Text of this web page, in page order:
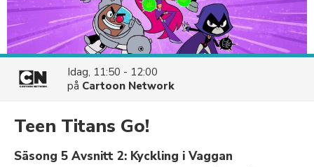
Idag, 11:50 - 12:00
på Cartoon Network
Teen Titans Go!
Säsong 5 Avsnitt 2: Kyckling i Vaggan